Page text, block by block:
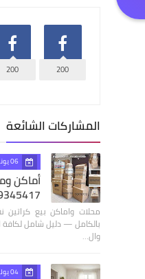
200
200
المشاركات الشائعة
06 يونيو 2026
أماكن
محلات واماكن بيع
بالكامل — دليل شامل
وال…
04 يوليو 2025